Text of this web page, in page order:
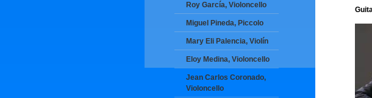
Roy García, Violoncello
Miguel Pineda, Piccolo
Mary Eli Palencia, Violín
Eloy Medina, Violoncello
Jean Carlos Coronado,
Violoncello